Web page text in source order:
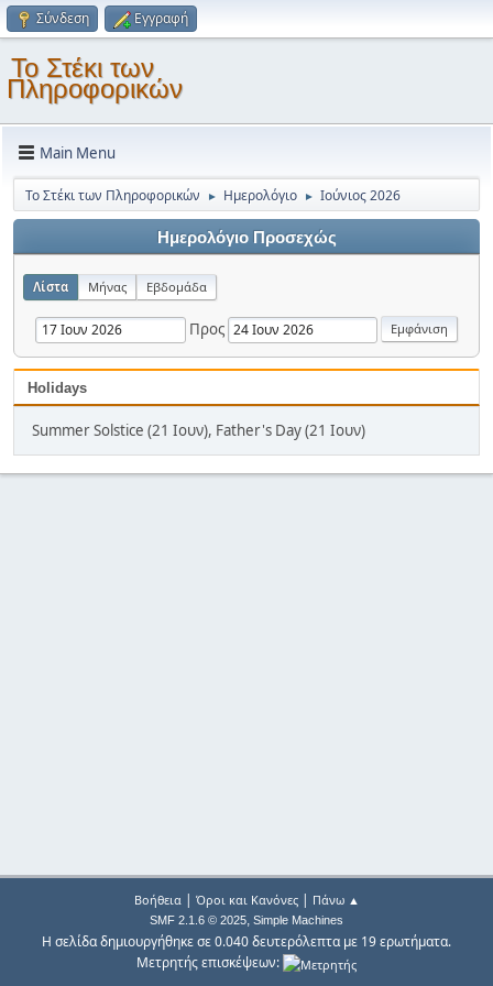
Σύνδεση Εγγραφή
Το Στέκι των
Πληροφορικών
Main Menu
Το Στέκι των Πληροφορικών ► Ημερολόγιο ► Ιούνιος 2026
Ημερολόγιο Προσεχώς
Λίστα Μήνας Εβδομάδα
Προς
Holidays
Summer Solstice (21 Ιουν), Father's Day (21 Ιουν)
Βοήθεια| Όροι και Κανόνες| Πάνω ▲
SMF 2.1.6 © 2025, Simple Machines
Η σελίδα δημιουργήθηκε σε 0.040 δευτερόλεπτα με 19 ερωτήματα.
Μετρητής επισκέψεων: